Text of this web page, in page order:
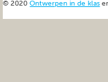
© 2020Ontwerpen in de klas